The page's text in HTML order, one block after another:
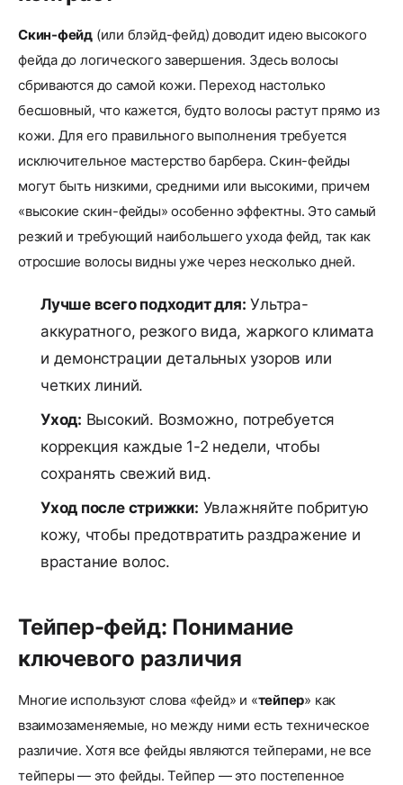
Скин-фейд (или блэйд-фейд) доводит идею высокого
фейда до логического завершения. Здесь волосы
сбриваются до самой кожи. Переход настолько
бесшовный, что кажется, будто волосы растут прямо из
кожи. Для его правильного выполнения требуется
исключительное мастерство барбера. Скин-фейды
могут быть низкими, средними или высокими, причем
«высокие скин-фейды» особенно эффектны. Это самый
резкий и требующий наибольшего ухода фейд, так как
отросшие волосы видны уже через несколько дней.
Лучше всего подходит для: Ультра-
аккуратного, резкого вида, жаркого климата
и демонстрации детальных узоров или
четких линий.
Уход: Высокий. Возможно, потребуется
коррекция каждые 1-2 недели, чтобы
сохранять свежий вид.
Уход после стрижки: Увлажняйте побритую
кожу, чтобы предотвратить раздражение и
врастание волос.
Тейпер-фейд: Понимание
ключевого различия
Многие используют слова «фейд» и «тейпер» как
взаимозаменяемые, но между ними есть техническое
различие. Хотя все фейды являются тейперами, не все
тейперы — это фейды. Тейпер — это постепенное